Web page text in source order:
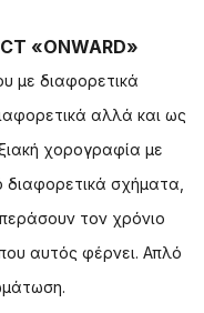
«ONWARD»
με διαφορετικά
αλλά και ως
χορογραφία με
σχήματα,
τον χρόνιο
αυτός φέρνει. Απλό